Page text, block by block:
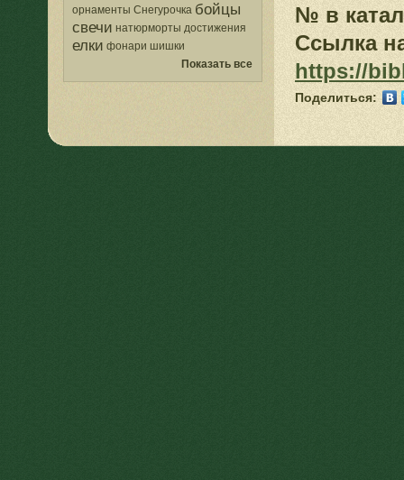
орнаменты Снегурочка бойцы
свечи натюрморты достижения
елки фонари шишки
Показать все
№ в
Ссылка
https://
Поделиться: